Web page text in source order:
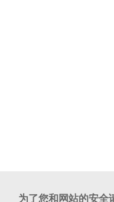
为了您和网站的安全